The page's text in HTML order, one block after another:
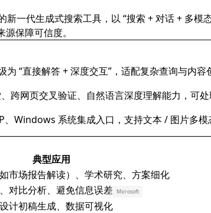
一代生成式搜索工具，以 “搜索 + 对话 + 多模
保障可信度。
为 “直接解答 + 深度交互”，适配复杂查询与内容
跨网页交叉验证、自然语言深度理解能力，可
Windows 系统集成入口，支持文本 / 图片多模
典型应用
市场报告解读）、学术研究、方案细化
对比分析、避免信息误差 Microsoft
计初稿生成、数据可视化